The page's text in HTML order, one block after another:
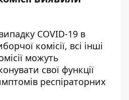
COVID-19 в
комісії, всі інші
можуть
свої функції
респіраторних